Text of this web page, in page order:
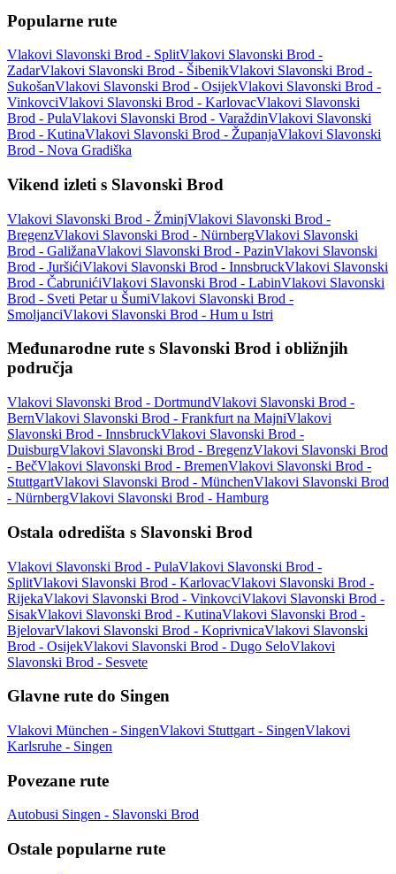
Popularne rute
Vlakovi Slavonski Brod - SplitVlakovi Slavonski Brod -
ZadarVlakovi Slavonski Brod - ŠibenikVlakovi Slavonski Brod -
SukošanVlakovi Slavonski Brod - OsijekVlakovi Slavonski Brod -
VinkovciVlakovi Slavonski Brod - KarlovacVlakovi Slavonski
Brod - PulaVlakovi Slavonski Brod - VaraždinVlakovi Slavonski
Brod - KutinaVlakovi Slavonski Brod - ŽupanjaVlakovi Slavonski
Brod - Nova Gradiška
Vikend izleti s Slavonski Brod
Vlakovi Slavonski Brod - ŽminjVlakovi Slavonski Brod -
BregenzVlakovi Slavonski Brod - NürnbergVlakovi Slavonski
Brod - GaližanaVlakovi Slavonski Brod - PazinVlakovi Slavonski
Brod - JuršićiVlakovi Slavonski Brod - InnsbruckVlakovi Slavonski
Brod - ČabrunićiVlakovi Slavonski Brod - LabinVlakovi Slavonski
Brod - Sveti Petar u ŠumiVlakovi Slavonski Brod -
SmoljanciVlakovi Slavonski Brod - Hum u Istri
Međunarodne rute s Slavonski Brod i obližnjih
područja
Vlakovi Slavonski Brod - DortmundVlakovi Slavonski Brod -
BernVlakovi Slavonski Brod - Frankfurt na MajniVlakovi
Slavonski Brod - InnsbruckVlakovi Slavonski Brod -
DuisburgVlakovi Slavonski Brod - BregenzVlakovi Slavonski Brod
- BečVlakovi Slavonski Brod - BremenVlakovi Slavonski Brod -
StuttgartVlakovi Slavonski Brod - MünchenVlakovi Slavonski Brod
- NürnbergVlakovi Slavonski Brod - Hamburg
Ostala odredišta s Slavonski Brod
Vlakovi Slavonski Brod - PulaVlakovi Slavonski Brod -
SplitVlakovi Slavonski Brod - KarlovacVlakovi Slavonski Brod -
RijekaVlakovi Slavonski Brod - VinkovciVlakovi Slavonski Brod -
SisakVlakovi Slavonski Brod - KutinaVlakovi Slavonski Brod -
BjelovarVlakovi Slavonski Brod - KoprivnicaVlakovi Slavonski
Brod - OsijekVlakovi Slavonski Brod - Dugo SeloVlakovi
Slavonski Brod - Sesvete
Glavne rute do Singen
Vlakovi München - SingenVlakovi Stuttgart - SingenVlakovi
Karlsruhe - Singen
Povezane rute
Autobusi Singen - Slavonski Brod
Ostale popularne rute